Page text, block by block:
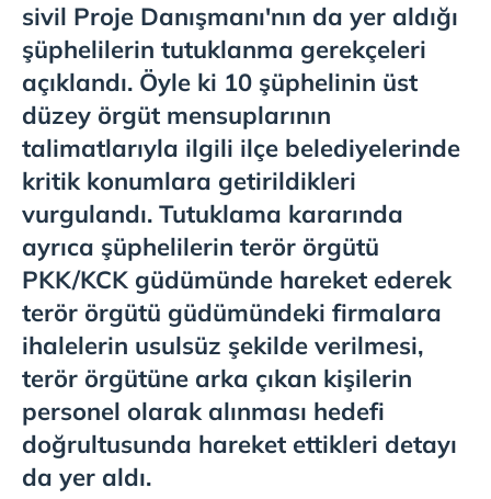
sivil Proje Danışmanı'nın da yer aldığı
şüphelilerin tutuklanma gerekçeleri
açıklandı. Öyle ki 10 şüphelinin üst
düzey örgüt mensuplarının
talimatlarıyla ilgili ilçe belediyelerinde
kritik konumlara getirildikleri
vurgulandı. Tutuklama kararında
ayrıca şüphelilerin terör örgütü
PKK/KCK güdümünde hareket ederek
terör örgütü güdümündeki firmalara
ihalelerin usulsüz şekilde verilmesi,
terör örgütüne arka çıkan kişilerin
personel olarak alınması hedefi
doğrultusunda hareket ettikleri detayı
da yer aldı.